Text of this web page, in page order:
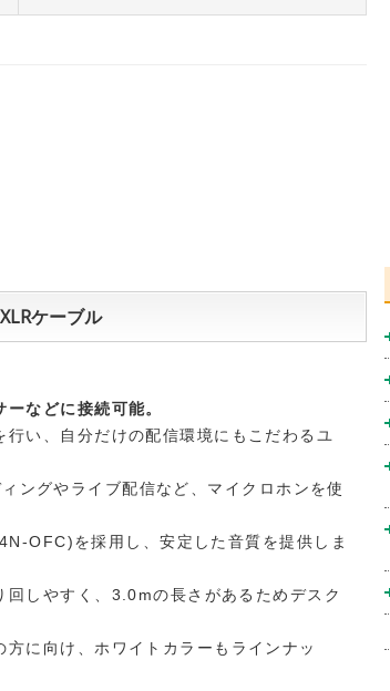
ケーブル
などに接続可能。
い、自分だけの配信環境にもこだわるユ
ングやライブ配信など、マイクロホンを使
OFC)を採用し、安定した音質を提供しま
回しやすく、3.0mの長さがあるためデスク
に向け、ホワイトカラーもラインナッ